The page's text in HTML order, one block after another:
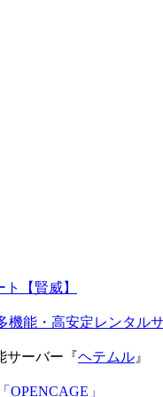
【賢威】
機能・高安定レンタル
サーバー『ヘテムル 』
OPENCAGE」